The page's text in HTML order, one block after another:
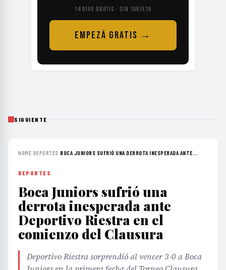
14 DÍAS GRATIS · SIN TARJETA
EMPEZÁ GRATIS →
SIGUIENTE
HOME›DEPORTES ›BOCA JUNIORS SUFRIÓ UNA DERROTA INESPERADA ANTE...
DEPORTES
Boca Juniors sufrió una
derrota inesperada ante
Deportivo Riestra en el
comienzo del Clausura
Deportivo Riestra sorprendió al vencer 3-0 a Boca